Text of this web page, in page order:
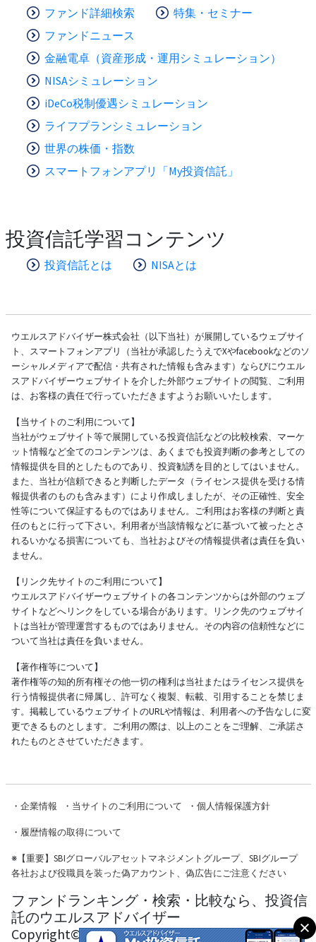
ファンド詳細検索
特集・セミナー
ファンドニュース
金融電卓（資産形成・運用シミュレーション）
NISAシミュレーション
iDeCo税制優遇シミュレーション
ライフプランシミュレーション
世界の株価・指数
スマートフォンアプリ「My投資信託」
投資信託学習コンテンツ
投資信託とは NISAとは
ウエルスアドバイザー株式会社（以下当社）が展開しているウェブサイ
ト、スマートフォンアプリ（当社が承認したうえでXやfacebookなどのソ
ーシャルメディアで配信・共有された情報も含みます）ならびにウエル
スアドバイザーウェブサイトを介した外部ウェブサイトの閲覧、ご利用
は、お客様の責任で行っていただきますようお願いいたします。
【当サイトのご利用について】
当社がウェブサイト等で展開している投資信託などの比較検索、マーケ
ット情報など全てのコンテンツは、あくまでも投資判断の参考としての
情報提供を目的としたものであり、投資勧誘を目的としてはいません。
また、当社が信頼できると判断したデータ（ライセンス提供を受ける情
報提供者のものも含みます）により作成しましたが、その正確性、安全
性等について保証するものではありません。ご利用はお客様の判断と責
任のもとに行って下さい。利用者が当該情報などに基づいて被ったとさ
れるいかなる損害についても、当社およびその情報提供者は責任を負い
ません。
【リンク先サイトのご利用について】
ウエルスアドバイザーウェブサイトの各コンテンツからは外部のウェブ
サイトなどへリンクをしている場合があります。リンク先のウェブサイ
トは当社が管理運営するものではありません。その内容の信頼性などに
ついて当社は責任を負いません。
【著作権等について】
著作権等の知的所有権その他一切の権利は当社またはライセンス提供を
行う情報提供者に帰属し、許可なく複製、転載、引用することを禁じま
す。掲載しているウェブサイトのURLや情報は、利用者への予告なしに変
更できるものとします。ご利用の際は、以上のことをご理解、ご承諾さ
れたものとさせていただきます。
・ 企業情報 ・ 当サイトのご利用について ・ 個人情報保護方針
・ 履歴情報の取得について
※【重要】SBIグローバルアセットマネジメントグループ、SBIグループ
各社および役職員を装った偽アカウント、偽広告にご注意ください
ファンドランキング・検索・比較なら、投資信
託のウエルスアドバイザー
Copyright© Wealth Advisor Co., Ltd. All Rights